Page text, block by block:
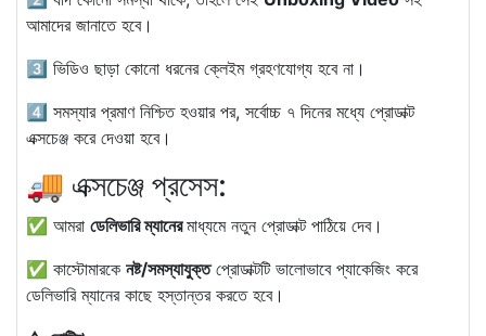
আমাদের জানাতে হবে।
3️⃣ ভিডিও ছাড়া কোনো ধরনের ক্লেইম গ্রহণযোগ্য হবে না।
4️⃣ সমস্যার প্রমাণ নিশ্চিত হওয়ার পর, সর্বোচ্চ ৭ দিনের মধ্যে প্রোডাক্ট
এক্সচেঞ্জ করে দেওয়া হবে।
🚚 এক্সচেঞ্জ প্রসেস:
✅ আমরা ডেলিভারি ম্যানেরমাধ্যমে নতুন প্রোডাক্ট পাঠিয়ে দেব।
✅ কাস্টোমারকে নষ্ট/সমস্যাযুক্তপ্রোডাক্টটি ভালোভাবে প্যাকেজিং করে
ডেলিভারি ম্যানের কাছে হস্তান্তর করতে হবে।